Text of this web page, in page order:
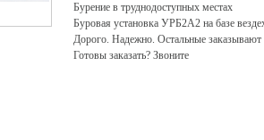
Бурение в труднодоступных местах
Буровая установка УРБ2А2 на базе
Дорого. Надежно. Остальные заказывают
Готовы заказать? Звоните